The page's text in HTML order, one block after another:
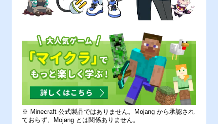
※ Minecraft 公式製品ではありません。Mojang から承認され
ておらず、Mojang とは関係ありません。